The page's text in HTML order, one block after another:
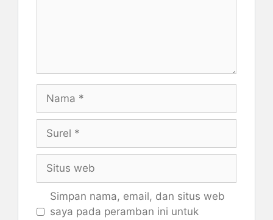
Nama
Surel
Situs
web
Simpan nama, email, dan situs web
saya pada peramban ini untuk